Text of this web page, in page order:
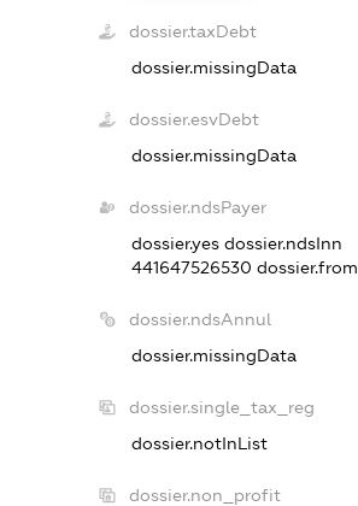
dossier.taxDebt
dossier.missingData
dossier.esvDebt
dossier.missingData
dossier.ndsPayer
dossier.yes dossier.ndsInn
441647526530 dossier.from
dossier.ndsAnnul
dossier.missingData
dossier.single_tax_reg
dossier.notInList
dossier.non_profit